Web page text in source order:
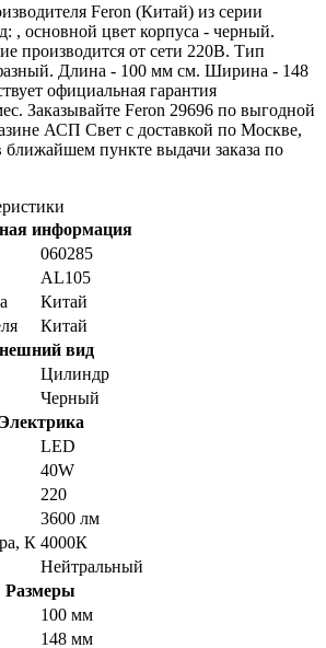
Feron (Китай) из серии
, основной цвет корпуса - черный.
производится от сети 220В. Тип
Длина - 100 мм см. Ширина - 148
официальная гарантия
Заказывайте Feron 29696 по выгодной
АСП Свет с доставкой по Москве,
ближайшем пункте выдачи заказа по
информация
060285
AL105
Китай
Китай
вид
Цилиндр
Черный
Электрика
LED
40W
220
3600 лм
К 4000К
Нейтральный
Размеры
100 мм
148 мм